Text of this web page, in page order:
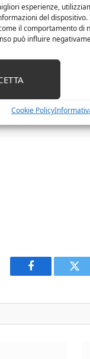
esperienze,
del
il comportamento di
può influire
Cookie Policy
lunga
Facebook